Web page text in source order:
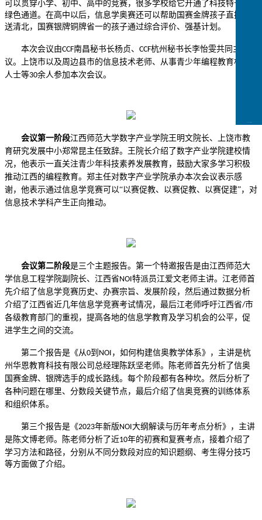
可以贯穿小学、初中、高中的竞赛，很多学校给它开通了科技特长生
绿色通道。 在高中以后，信息学奥赛还可以帮助国赛金牌孩子直接保
送清北， 国赛银牌铜牌省一的孩子通过综合评价、强基计划。
本次会议由CCF南昌秘书长杨贞 、 CCF杭州秘书长李怡雯共同主持会
议。 上饶市以及周边县市的信息技术老师、 从事青少年编程教育相关
人士等30余人参加本次会议。
会议第一阶段江西师范大学数字产业学院王明文院长、
上饶市教
育研究发展中小郑常昆主任致辞。
王院长介绍了数字产业学院建校情
况， 他表示一直关注青少年科技素养发展教育， 鼓励大家多学习积极
推动江西的编程教育。 郑主任对数字产业学院承办本次会议表示感
谢， 他表示通过信息学竞赛可以“以赛促教、 以赛促教、 以赛促建”， 对
信息技术学科产生正向推动。
会议第二阶段是三个主题报告。 第一个特邀报告是由江西师范大
学信息工程学院副院长、 江西省NOI特派员江爱文老师主讲。 江老师首
先介绍了信息学竞赛历史、 办赛宗旨、 发展阶段， 然后通过数据分析
介绍了江西省近几年信息学竞赛考试情况， 最后江老师呼吁江西省/市
各级教育部门的重视， 提高各地的信息学教育及学习机会的公平， 促
进学生之间的交流。
第二个报告是 《从0到 NOI ， 如何构建信奥教学体系》， 主讲是杭
州华恩教育科技有限公司总经理陈跃坚老师。
陈老师首先分析了信奥
国赛金牌、 银牌选手的成长路线。 每个阶段都有各种坎。 然后分析了
各种问题在哪里、 分数段关键节点 ， 最后介绍了信奥竞赛的训练体系
和组织体系。
第三个报告是 《2023年新版NOI大纲解读与历年考点分析》， 主讲
是陈文博老师。 陈老师分析了近10年的初赛和复赛考点，接着介绍了
学习方法和路径，分别从不同分数段对应的知识题纲、考生得分技巧
等方面做了介绍。